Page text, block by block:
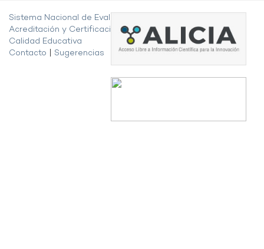
Sistema Nacional de Evaluación,
Acreditación y Certificación de la
Calidad Educativa
Contacto
Sugerencias